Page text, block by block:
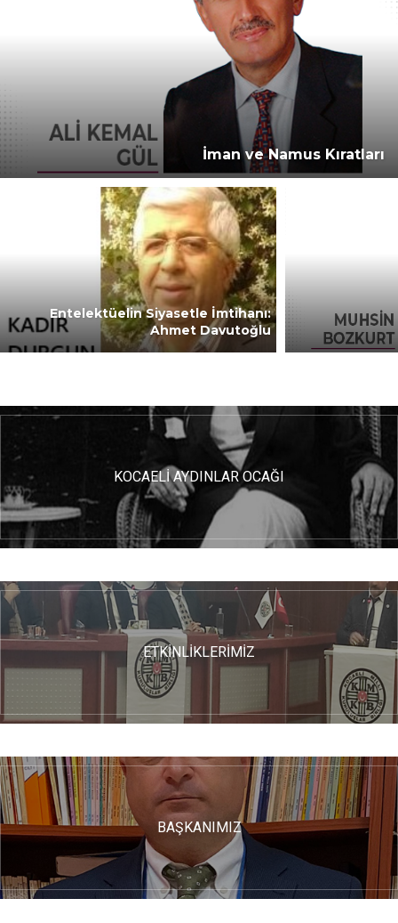
İman ve Namus Kıratları
Entelektüelin Siyasetle İmtihanı:
Ahmet Davutoğlu
KOCAELİ AYDINLAR OCAĞI
ETKİNLİKLERİMİZ
BAŞKANIMIZ